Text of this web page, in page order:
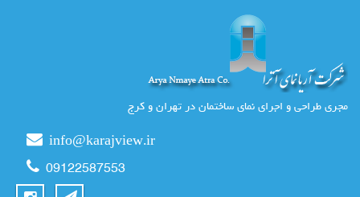
مجری طراحی و اجرای نمای ساختمان در تهران و کرج
info@karajview.ir
09122587553